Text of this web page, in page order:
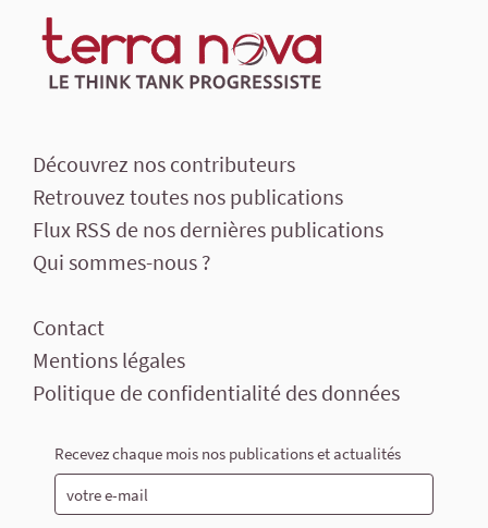
Découvrez nos contributeurs
Retrouvez toutes nos publications
Flux RSS de nos dernières publications
Qui sommes-nous ?
Contact
Mentions légales
Politique de confidentialité des données
Recevez chaque mois nos publications et actualités